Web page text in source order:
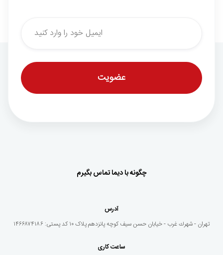
چگونه با دیما تماس بگیرم
آدرس
تهران - شهرك غرب - خيابان حسن سيف كوچه پانزدهم پلاک ١٠ کد پستی: ۱۴۶۶۸۷۴۱۸۶
ساعت کاری